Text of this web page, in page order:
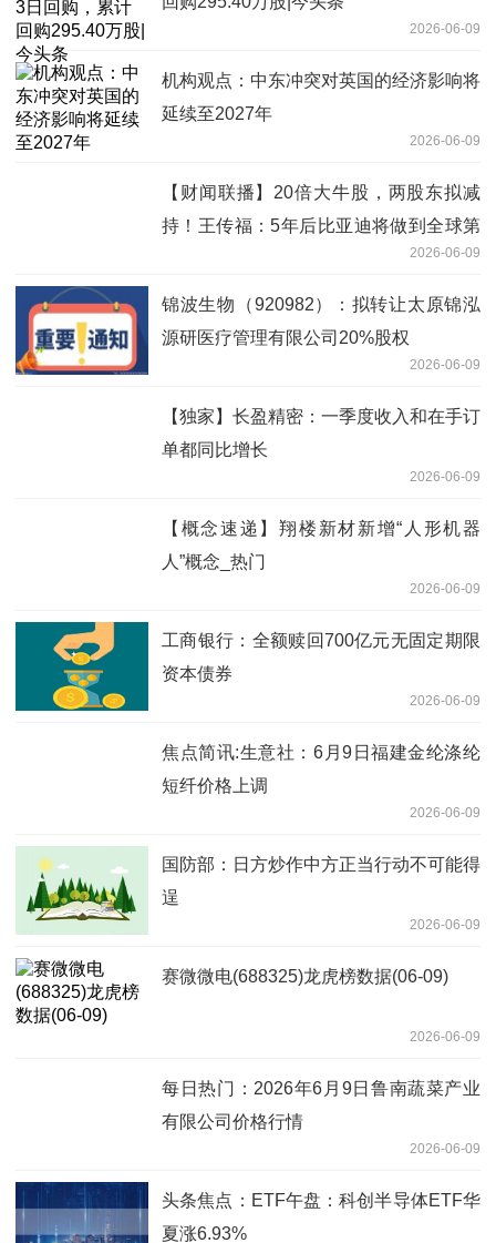
2026-06-09
机构观点：中东冲突对英国的经济影响将
延续至2027年
2026-06-09
【财闻联播】20倍大牛股，两股东拟减
持！王传福：5年后比亚迪将做到全球第
2026-06-09
锦波生物（920982）：拟转让太原锦泓
源研医疗管理有限公司20%股权
2026-06-09
【独家】长盈精密：一季度收入和在手订
单都同比增长
2026-06-09
【概念速递】翔楼新材新增“人形机器
人”概念_热门
2026-06-09
工商银行：全额赎回700亿元无固定期限
资本债券
2026-06-09
焦点简讯:生意社：6月9日福建金纶涤纶
短纤价格上调
2026-06-09
国防部：日方炒作中方正当行动不可能得
逞
2026-06-09
赛微微电(688325)龙虎榜数据(06-09)
2026-06-09
每日热门：2026年6月9日鲁南蔬菜产业
有限公司价格行情
2026-06-09
头条焦点：ETF午盘：科创半导体ETF华
夏涨6.93%